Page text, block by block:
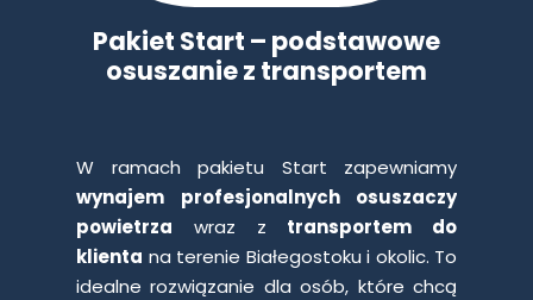
Pakiet Start – podstawowe
osuszanie z transportem
W ramach pakietu Start zapewniamy
wynajem profesjonalnych osuszaczy
powietrza wraz z transportem do
klienta na terenie Białegostoku i okolic. To
idealne rozwiązanie dla osób, które chcą